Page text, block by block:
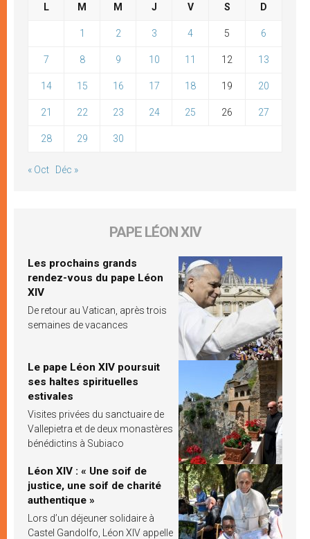
L M M J V S D
1 2 3 4 5 6
7 8 9 10 11 12 13
14 15 16 17 18 19 20
21 22 23 24 25 26 27
28 29 30
« Oct Déc »
PAPE LÉON XIV
Les prochains grands
rendez-vous du pape Léon
XIV
De retour au Vatican, après trois
semaines de vacances
Le pape Léon XIV poursuit
ses haltes spirituelles
estivales
Visites privées du sanctuaire de
Vallepietra et de deux monastères
bénédictins à Subiaco
Léon XIV : « Une soif de
justice, une soif de charité
authentique »
Lors d’un déjeuner solidaire à
Castel Gandolfo, Léon XIV appelle